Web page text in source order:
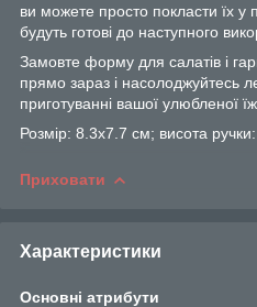
ви можете просто покласти їх
будуть готові до наступного
Замовте форму для салатів і
прямо зараз і насолоджуйтесь
приготуванні вашої улюбленої
Розмір: 8.3х7.7 см; висота
Приховати
Характеристики
Основні атрибути